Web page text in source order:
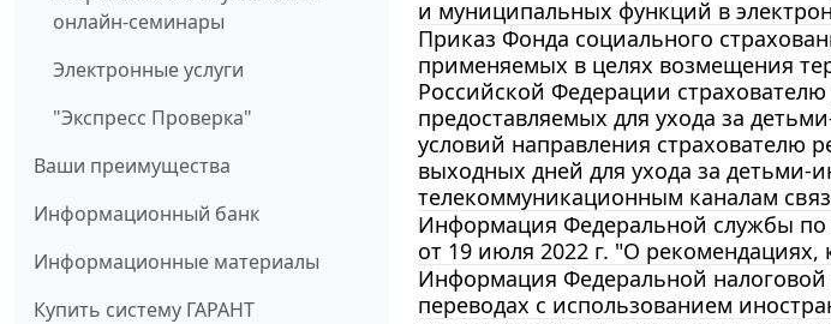
онлайн-семинары
Электронные услуги
"Экспресс Проверка"
Ваши преимущества
Информационный банк
Информационные материалы
Купить систему ГАРАНТ
и муниципальных функций в
Приказ Фонда социального
применяемых в целях возмещения
Российской Федерации
предоставляемых для ухода за
условий направления страхователю
выходных дней для ухода за детьми-
телекоммуникационным каналам
Информация Федеральной службы по
от 19 июля 2022 г. "О рекомендациях,
Информация Федеральной
переводах c использованием